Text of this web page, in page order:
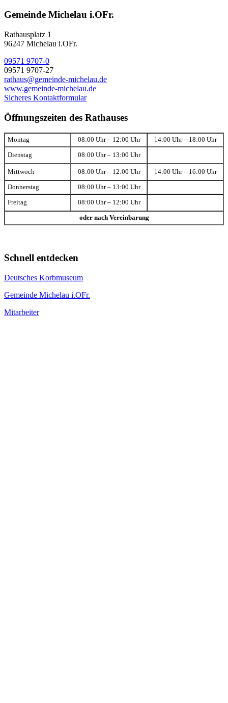
Gemeinde Michelau i.OFr.
Rathausplatz 1
96247 Michelau i.OFr.
09571 9707-0
09571 9707-27
rathaus@gemeinde-michelau.de
www.gemeinde-michelau.de
Sicheres Kontaktformular
Öffnungszeiten des Rathauses
Montag 08:00 Uhr – 12:00 Uhr 14:00 Uhr – 18:00 Uhr
Dienstag 08:00 Uhr – 13:00 Uhr
Mittwoch 08:00 Uhr – 12:00 Uhr 14:00 Uhr – 16:00 Uhr
Donnerstag 08:00 Uhr – 13:00 Uhr
Freitag 08:00 Uhr – 12:00 Uhr
oder nach Vereinbarung
Schnell entdecken
Deutsches Korbmuseum
Gemeinde Michelau i.OFr.
Mitarbeiter